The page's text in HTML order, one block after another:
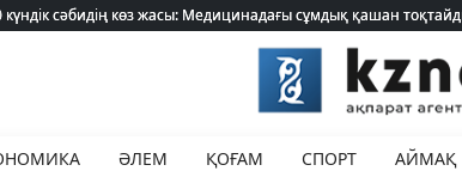
сәбидің көз жасы: Медицинадағы сұмдық қашан
сәбидің көз жасы: Медицинадағы сұмдық қашан
ӘЛЕМ ҚОҒАМ СПОРТ
АЙМАҚ